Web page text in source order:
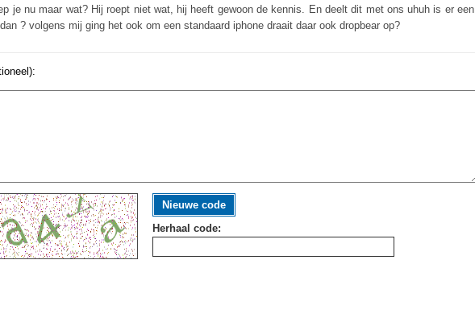
je nu maar wat? Hij roept niet wat, hij heeft gewoon de kennis. En deelt dit met ons uhuh is er een
? volgens mij ging het ook om een standaard iphone draait daar ook dropbear op?
Nieuwe code
Herhaal code: